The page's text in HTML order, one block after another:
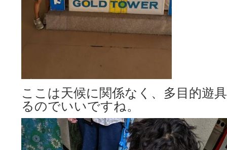
ここは天候に関係なく、多目的遊
るのでいいですね。